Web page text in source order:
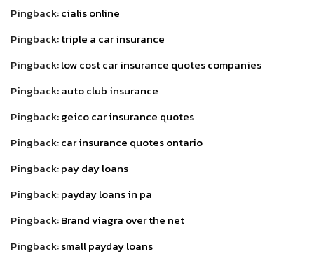
Pingback:cialis online
Pingback:triple a car insurance
Pingback:low cost car insurance quotes companies
Pingback:auto club insurance
Pingback:geico car insurance quotes
Pingback:car insurance quotes ontario
Pingback:pay day loans
Pingback:payday loans in pa
Pingback:Brand viagra over the net
Pingback:small payday loans